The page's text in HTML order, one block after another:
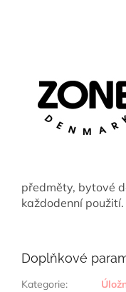
předměty, bytové
každodenní použití.
Doplňkové
Kategorie: